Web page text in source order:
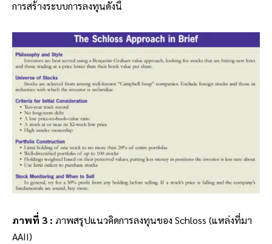
การสร้างระบบการลงทุนดังนี้
ภาพที่ 3 : ภาพสรุปแนวคิดการลงทุนของ Schloss (แหล่งที่มา
AAII)